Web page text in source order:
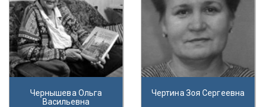
Чернышева Ольга
Васильевна
Чертина Зоя Сергеевна